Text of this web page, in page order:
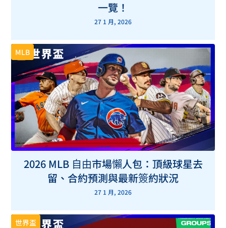
一覽！
27 1 月, 2026
MLB
2026 MLB 自由市場懶人包：頂級球星去
留、合約預測與最新簽約狀況
27 1 月, 2026
世界盃